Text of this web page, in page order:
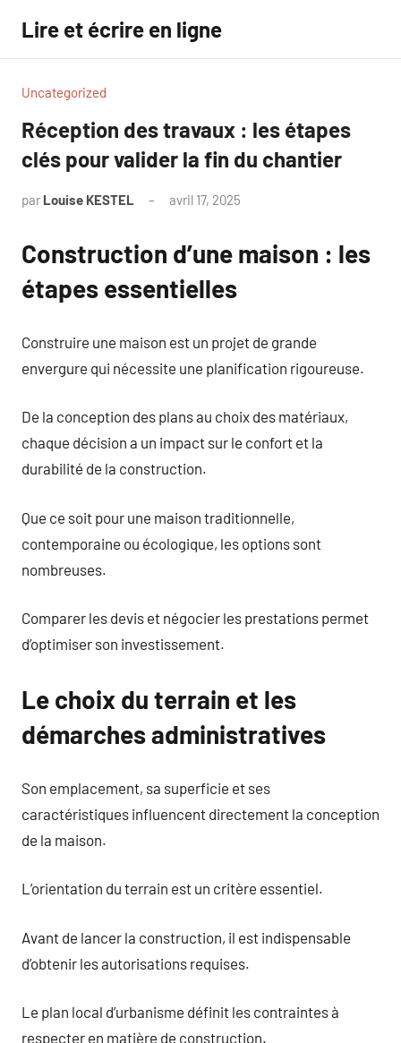
contenu
Lire et écrire en ligne
Uncategorized
Réception des travaux : les étapes
clés pour valider la fin du chantier
par Louise KESTEL avril 17, 2025
Construction d’une maison : les
étapes essentielles
Construire une maison est un projet de grande
envergure qui nécessite une planification rigoureuse.
De la conception des plans au choix des matériaux,
chaque décision a un impact sur le confort et la
durabilité de la construction.
Que ce soit pour une maison traditionnelle,
contemporaine ou écologique, les options sont
nombreuses.
Comparer les devis et négocier les prestations permet
d’optimiser son investissement.
Le choix du terrain et les
démarches administratives
Son emplacement, sa superficie et ses
caractéristiques influencent directement la conception
de la maison.
L’orientation du terrain est un critère essentiel.
Avant de lancer la construction, il est indispensable
d’obtenir les autorisations requises.
Le plan local d’urbanisme définit les contraintes à
respecter en matière de construction.